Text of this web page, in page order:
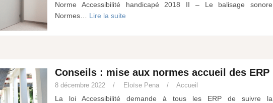
Norme Accessibilité handicapé 2018 II – Le balisage sonore
Normes… Lire la suite
Conseils : mise aux normes accueil des ERP
8 décembre 2022 Eloïse Pena Accueil
La loi Accessibilité demande à tous les ERP de suivre la